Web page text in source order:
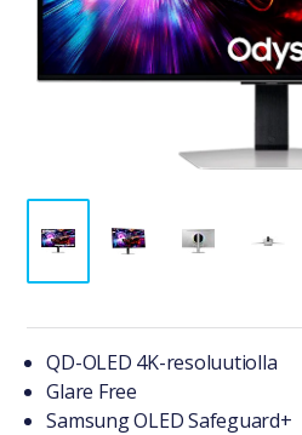
Tuotteesta lyhyesti
QD-OLED 4K-resoluutiolla
Glare Free
Samsung OLED Safeguard+